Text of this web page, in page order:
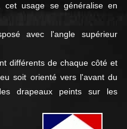
, cet usage se généralise en
avec l'angle supérieur
différents de chaque côté et
soit orienté vers l'avant du
drapeaux peints sur les